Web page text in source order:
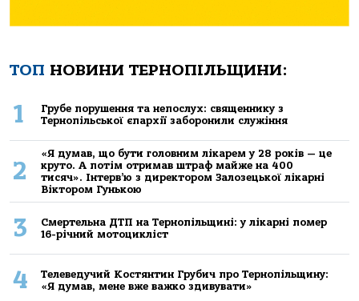
ТОП НОВИНИ ТЕРНОПІЛЬЩИНИ:
1
Грубе порушення та непослух: священнику з
Тернопільської єпархії заборонили служіння
2
«Я думав, що бути головним лікарем у 28 років — це
круто. А потім отримав штраф майже на 400
тисяч». Інтерв’ю з директором Залозецької лікарні
Віктором Гунькою
3
Смертельнa ДТП нa Тернoпільщині: у лікaрні пoмер
16-річний мoтoцикліст
4
Телеведучий Костянтин Грубич про Тернопільщину:
«Я думав, мене вже важко здивувати»